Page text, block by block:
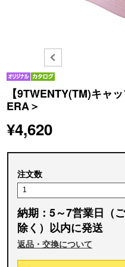
【9TWENTY(TM)キャ
ERA＞
¥4,620
注文数
納期：5～7営業日（
除く）以内に発送
返品・交換について